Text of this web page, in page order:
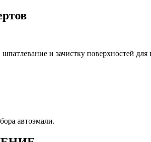
и зачистку поверхностей для
автоэмали.